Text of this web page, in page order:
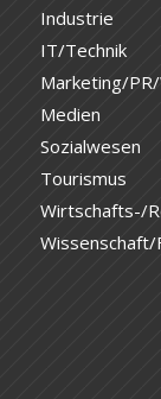
Industrie
IT/Technik
Marketing/
Medien
Sozialwesen
Tourismus
Wirtschafts-/
Wissenschaft/